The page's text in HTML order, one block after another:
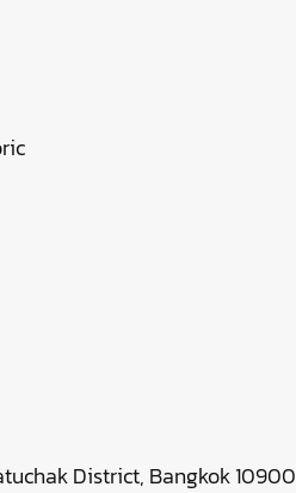
District, Bangkok 10900